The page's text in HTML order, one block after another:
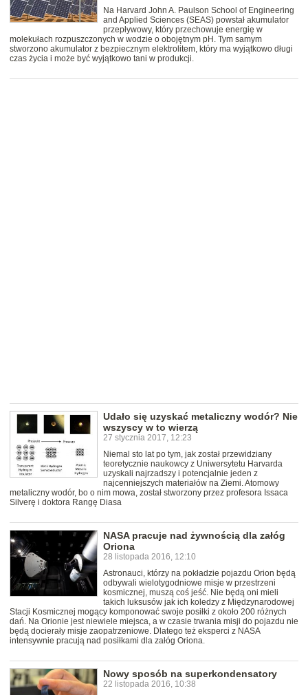
Na Harvard John A. Paulson School of Engineering
and Applied Sciences (SEAS) powstał akumulator
przepływowy, który przechowuje energię w
molekułach rozpuszczonych w wodzie o obojętnym pH. Tym samym
stworzono akumulator z bezpiecznym elektrolitem, który ma wyjątkowo długi
czas życia i może być wyjątkowo tani w produkcji.
Udało się uzyskać metaliczny wodór? Nie
wszyscy w to wierzą
27 stycznia 2017, 12:23
Niemal sto lat po tym, jak został przewidziany
teoretycznie naukowcy z Uniwersytetu Harvarda
uzyskali najrzadszy i potencjalnie jeden z
najcenniejszych materiałów na Ziemi. Atomowy
metaliczny wodór, bo o nim mowa, został stworzony przez profesora Issaca
Silverę i doktora Rangę Diasa
NASA pracuje nad żywnością dla załóg
Oriona
28 listopada 2016, 12:10
Astronauci, którzy na pokładzie pojazdu Orion będą
odbywali wielotygodniowe misje w przestrzeni
kosmicznej, muszą coś jeść. Nie będą oni mieli
takich luksusów jak ich koledzy z Międzynarodowej
Stacji Kosmicznej mogący komponować swoje posiłki z około 200 różnych
dań. Na Orionie jest niewiele miejsca, a w czasie trwania misji do pojazdu nie
będą docierały misje zaopatrzeniowe. Dlatego też eksperci z NASA
intensywnie pracują nad posiłkami dla załóg Oriona.
Nowy sposób na superkondensatory
22 listopada 2016, 10:38